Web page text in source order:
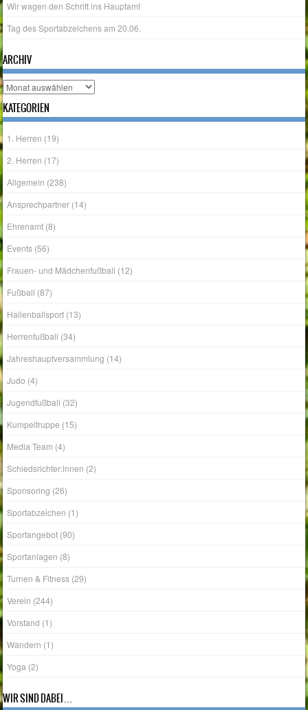
Tag des Sportabzeichens am 20.06.
ARCHIV
Archiv
KATEGORIEN
1. Herren(19)
2. Herren (17)
Allgemein(238)
Ansprechpartner
Ehrenamt(8)
Events(56)
Frauen- und Mädchenfußball
Fußball(87)
Hallenballsport
Herrenfußball(34)
Jahreshauptversammlung
Judo(4)
Jugendfußball
Kumpeltruppe (15)
Media Team(4)
Schiedsrichter:innen
Sponsoring(26)
Sportabzeichen(1)
Sportangebot(90)
Sportanlagen (8)
Turnen & Fitness
Verein(244)
Vorstand(1)
Wandern (1)
Yoga(2)